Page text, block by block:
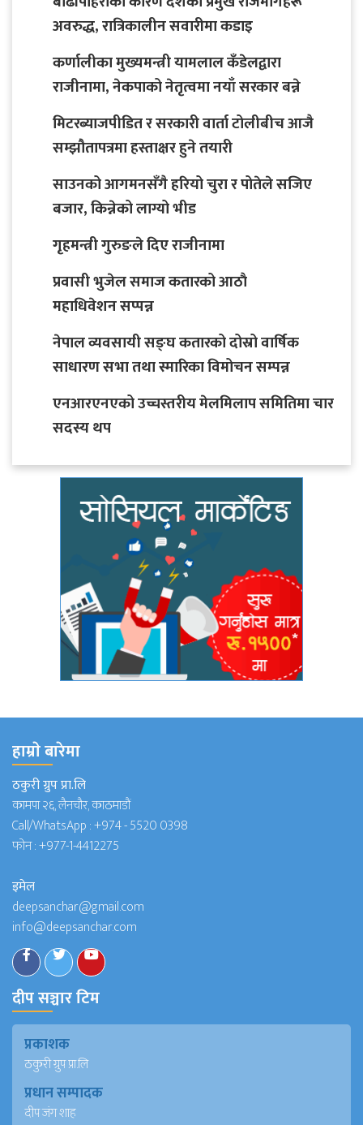
अवरुद्ध, रात्रिकालीन सवारीमा कडाइ
कर्णालीका मुख्यमन्त्री यामलाल कँडेलद्वारा
राजीनामा, नेकपाको नेतृत्वमा नयाँ सरकार बन्ने
मिटरब्याजपीडित र सरकारी वार्ता टोलीबीच आजै
सम्झौतापत्रमा हस्ताक्षर हुने तयारी
साउनको आगमनसँगै हरियो चुरा र पोतेले सजिए
बजार, किन्नेको लाग्यो भीड
गृहमन्त्री गुरुङले दिए राजीनामा
प्रवासी भुजेल समाज कतारको आठाै
महाधिवेशन सप्पन्न
नेपाल व्यवसायी सङ्घ कतारको दोस्रो वार्षिक
साधारण सभा तथा स्मारिका विमोचन सम्पन्न
एनआरएनएको उच्चस्तरीय मेलमिलाप समितिमा चार
सदस्य थप
हाम्राे बारेमा
ठकुरी ग्रुप प्रा.लि
कामपा २६, लैनचौर, काठमाडौं
Call/WhatsApp :+974 - 5520 0398
फोन :+977-1-4412275
इमेल
deepsanchar@gmail.com
info@deepsanchar.com
दीप सञ्चार टिम
प्रकाशक
ठकुरी ग्रुप प्रा.लि
प्रधान सम्पादक
दीप जंग शाह